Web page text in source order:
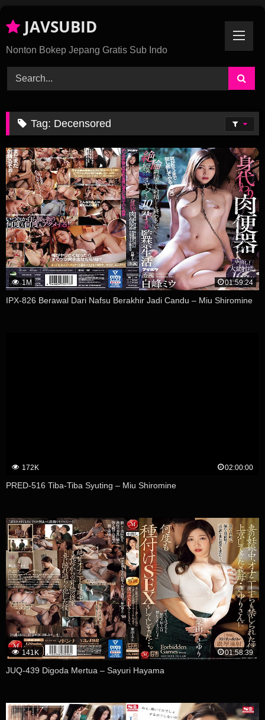
To
JAVSUBID
Nonton Bokep Jepang Gratis Sub Indo
Tag: Decensored
1M 01:59:24
IPX-826 Berawal Dari Nafsu Berakhir Jadi Candu – Miu Shiromine
172K 02:00:00
PRED-516 Tiba-Tiba Syuting – Miu Shiromine
141K 01:58:39
JUQ-439 Digoda Mertua – Sayuri Hayama